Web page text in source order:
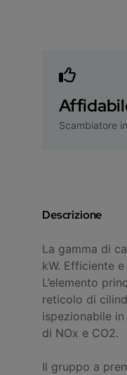
Scambiatore
Descrizione
La gamma di
kW. Efficiente
L’elemento
reticolo di
ispezionabile
di NOx e CO2.
Il gruppo a